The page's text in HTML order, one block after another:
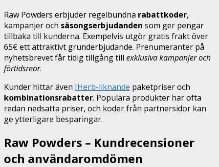
Raw Powders erbjuder regelbundna rabattkoder,
kampanjer och säsongserbjudanden som ger pengar
tillbaka till kunderna. Exempelvis utgör gratis frakt över
65€ ett attraktivt grunderbjudande. Prenumeranter på
nyhetsbrevet får tidig tillgång till exklusiva kampanjer och
förtidsreor.
Kunder hittar även IHerb-liknande paketpriser och
kombinationsrabatter. Populära produkter har ofta
redan nedsatta priser, och koder från partnersidor kan
ge ytterligare besparingar.
Raw Powders – Kundrecensioner
och användaromdömen